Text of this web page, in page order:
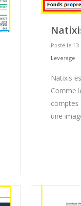
Posté le 13
Leverage
Natixis
Comme
comptes
une